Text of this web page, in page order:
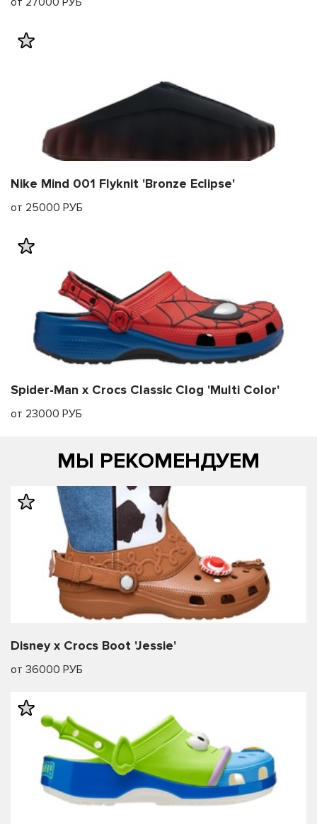
Nike Mind 001 Flyknit 'Bronze Eclipse'
от 25000 РУБ
Spider-Man x Crocs Classic Clog 'Multi Color'
от 23000 РУБ
МЫ РЕКОМЕНДУЕМ
Disney x Crocs Boot 'Jessie'
от 36000 РУБ